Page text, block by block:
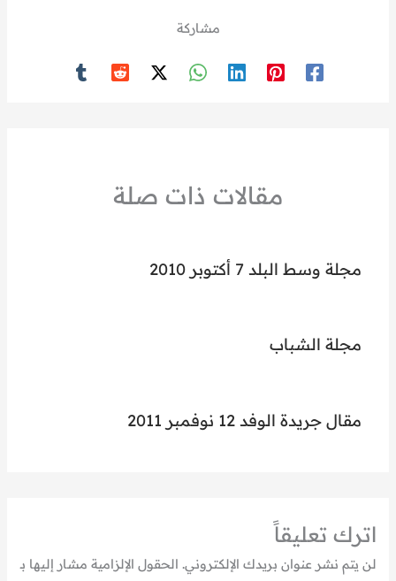
مشاركة
مقالات ذات صلة
مجلة وسط البلد 7 أكتوبر 2010
مجلة الشباب
مقال جريدة الوفد 12 نوفمبر 2011
اترك تعليقاً
لن يتم نشر عنوان بريدك الإلكتروني. الحقول الإلزامية مشار إليها بـ